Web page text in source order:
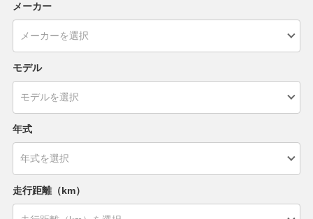
メーカー
モデル
年式
走行距離（km）